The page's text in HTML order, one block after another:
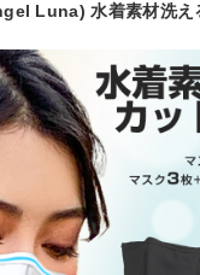
Luna) 水着素材洗え